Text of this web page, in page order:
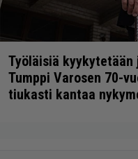
Työläisiä kyykytetään
Tumppi Varosen 70-
tiukasti kantaa